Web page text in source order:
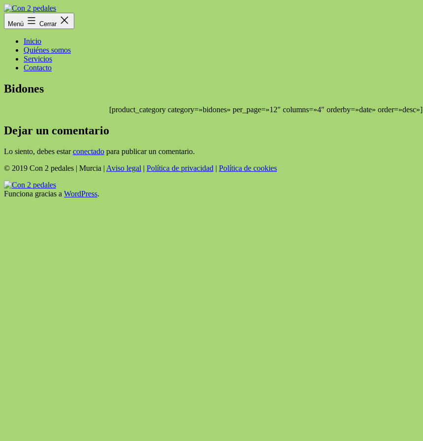
Saltar
al
contenido
Con
Menú Cerrar
Inicio
Quiénes somos
Servicios
Contacto
Bidones
[product_category category=»bidones» per_page=»12″ columns=»4″ orderby=»date» order=»desc»]
Dejar un comentario
Lo siento, debes estarconectado para publicar un comentario.
© 2019 Con 2 pedales | Murcia | Aviso legal | Política de privacidad | Política de cookies
Funciona gracias a WordPress.